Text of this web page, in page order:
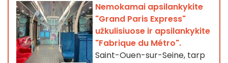
Nemokamai apsilankykite
"Grand Paris Express"
užkulisiuose ir apsilankykite
"Fabrique du Métro".
Saint-Ouen-sur-Seine, tarp